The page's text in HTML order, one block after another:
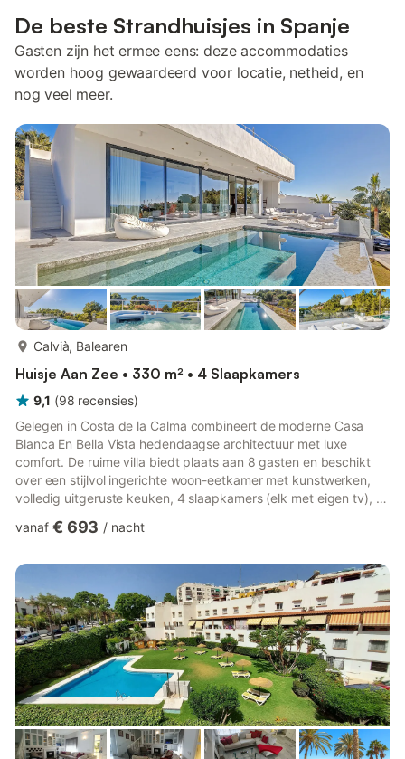
De beste Strandhuisjes in Spanje
Gasten zijn het ermee eens: deze accommodaties
worden hoog gewaardeerd voor locatie, netheid, en
nog veel meer.
Calvià, Balearen
Huisje Aan Zee • 330 m² • 4 Slaapkamers
9,1 (98 recensies)
Gelegen in Costa de la Calma combineert de moderne Casa
Blanca En Bella Vista hedendaagse architectuur met luxe
comfort. De ruime villa biedt plaats aan 8 gasten en beschikt
over een stijlvol ingerichte woon-eetkamer met kunstwerken,
volledig uitgeruste keuken, 4 slaapkamers (elk met eigen tv), 4
Wi-Fi, airconditioning, Bose-geluidssysteem, open haard,
infinitypool met zeezicht, verlichte jacuzzi, sauna en wellness-
terras met fitnessapparatuur en ligbedden onder een scha...
vanaf € 693 / nacht